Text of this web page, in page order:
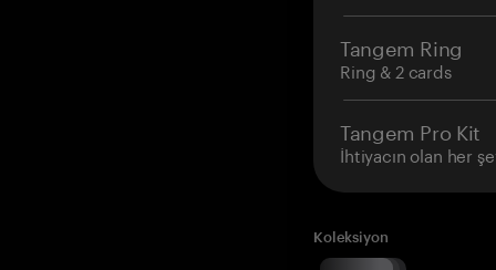
Tangem Ring
Ring & 2 cards
Tangem Pro Kit
İhtiyacın olan her
Koleksiyon